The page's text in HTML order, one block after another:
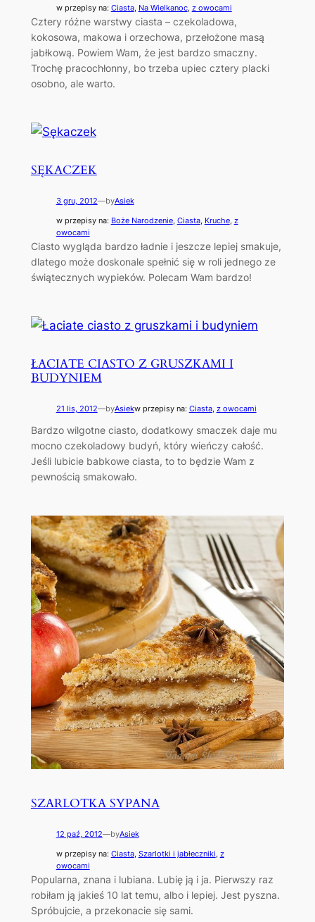
w przepisy na: Ciasta, Na Wielkanoc, z owocami
Cztery różne warstwy ciasta – czekoladowa,
kokosowa, makowa i orzechowa, przełożone masą
jabłkową. Powiem Wam, że jest bardzo smaczny.
Trochę pracochłonny, bo trzeba upiec cztery placki
osobno, ale warto.
SĘKACZEK
3 gru, 2012—byAsiek
w przepisy na: Boże Narodzenie, Ciasta, Kruche, z
owocami
Ciasto wygląda bardzo ładnie i jeszcze lepiej smakuje,
dlatego może doskonale spełnić się w roli jednego ze
świątecznych wypieków. Polecam Wam bardzo!
ŁACIATE CIASTO Z GRUSZKAMI I
BUDYNIEM
21 lis, 2012—byAsiekw przepisy na: Ciasta, z owocami
Bardzo wilgotne ciasto, dodatkowy smaczek daje mu
mocno czekoladowy budyń, który wieńczy całość.
Jeśli lubicie babkowe ciasta, to to będzie Wam z
pewnością smakowało.
SZARLOTKA SYPANA
12 paź, 2012—byAsiek
w przepisy na: Ciasta, Szarlotki i jabłeczniki, z
owocami
Popularna, znana i lubiana. Lubię ją i ja. Pierwszy raz
robiłam ją jakieś 10 lat temu, albo i lepiej. Jest pyszna.
Spróbujcie, a przekonacie się sami.